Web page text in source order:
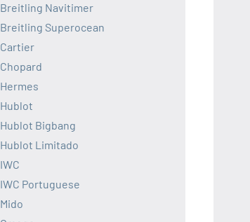
Breitling Navitimer
Breitling Superocean
Cartier
Chopard
Hermes
Hublot
Hublot Bigbang
Hublot Limitado
IWC
IWC Portuguese
Mido